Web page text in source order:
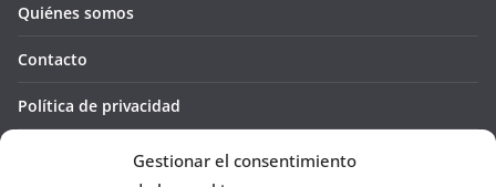
Gestionar el consentimiento
Quiénes somos
Contacto
Política de privacidad
Política de cookies (UE)